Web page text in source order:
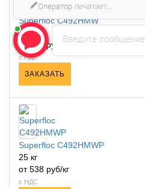
Superfloc C492HMW
25 кг
от 538 руб/кг
с НДС
ЗАКАЗАТЬ
Superfloc C492HMWP
25 кг
от 538 руб/кг
с НДС
Введите сообщение
Оператор печатает...